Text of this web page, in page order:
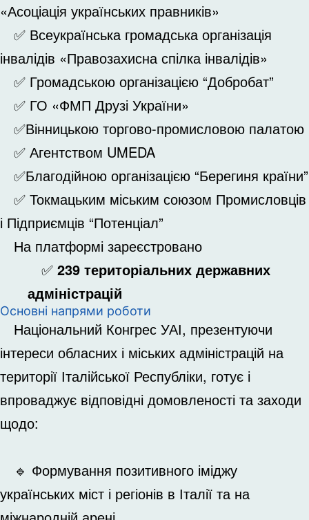
«Асоціація українських правників»
✅ Всеукраїнська громадська організація
інвалідів «Правозахисна спілка інвалідів»
✅ Громадською організацією “Добробат”
✅ ГО «ФМП Друзі України»
✅Вінницькою торгово-промисловою палатою
✅ Агентством UMEDA
✅Благодійною організацією “Берегиня країни”
✅ Токмацьким міським союзом Промисловців
і Підприємців “Потенціал”
На платформі зареєстровано
✅ 239 територіальних державних
адміністрацій
Основні напрями роботи
Національний Конгрес УАІ, презентуючи
інтереси обласних і міських адміністрацій на
території Італійської Республіки, готує і
впроваджує відповідні домовленості та заходи
щодо:
🔹 Формування позитивного іміджу
українських міст і регіонів в Італії та на